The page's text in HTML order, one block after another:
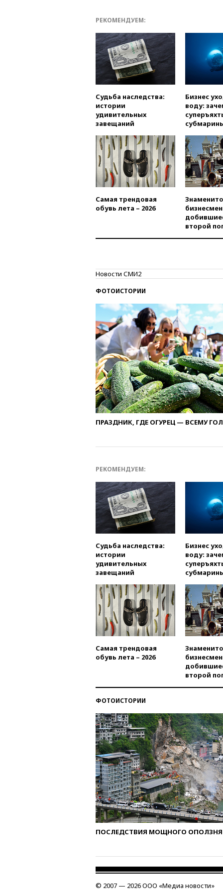
РЕКОМЕНДУЕМ:
Судьба наследства:
истории
удивительных
завещаний
Бизнес
воду:
Самая трендовая
обувь лета – 2026
второй
Новости СМИ2
ФОТОИСТОРИИ
ПРАЗДНИК, ГДЕ ОГУРЕЦ — ВСЕМУ
РЕКОМЕНДУЕМ:
Судьба наследства:
истории
удивительных
завещаний
Бизнес
воду:
Самая трендовая
обувь лета – 2026
второй
ФОТОИСТОРИИ
ПОСЛЕДСТВИЯ МОЩНОГО ОПОЛЗНЯ
© 2007 — 2026 ООО «Медиа новости»